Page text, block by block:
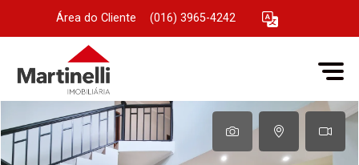
Área do Cliente (016) 3965-4242